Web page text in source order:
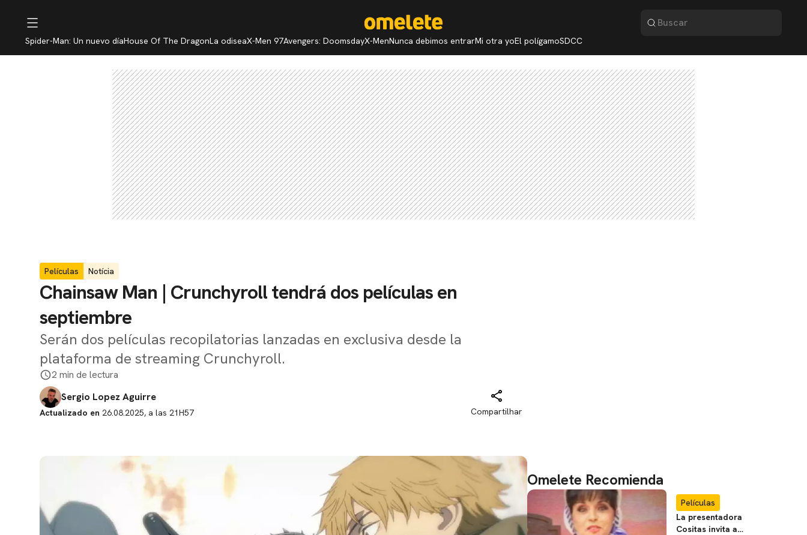
Spider-Man: Un nuevo díaHouse Of The DragonLa odiseaX-Men 97Avengers: DoomsdayX-MenNunca debimos entrarMi otra yoEl polígamoSDCC
Películas Notícia
Chainsaw Man | Crunchyroll tendrá dos películas en
septiembre
Serán dos películas recopilatorias lanzadas en exclusiva desde la
plataforma de streaming Crunchyroll.
2 min de lectura
Sergio Lopez Aguirre
Actualizado en 26.08.2025, a las 21H57 Compartilhar
Omelete Recomienda
Películas
La presentadora
Cositas invita a